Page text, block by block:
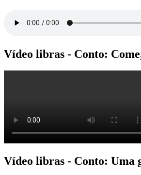
Vídeo libras - Conto:
Vídeo libras - Conto: Uma